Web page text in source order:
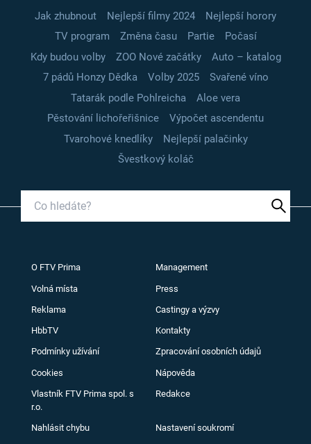
Jak zhubnout Nejlepší filmy 2024
Nejlepší horory
TV program
Změna času Partie
Počasí
Kdy budou volby
ZOO Nové začátky
Auto – katalog
7 pádů Honzy Dědka
Volby 2025
Svařené víno
Tatarák podle Pohlreicha
Aloe vera
Pěstování lichořeřišnice
Výpočet ascendentu
Tvarohové knedlíky
Nejlepší palačinky
Švestkový koláč
O FTV Prima Management
Volná místa Press
Reklama Castingy a výzvy
HbbTV Kontakty
Podmínky užívání Zpracování osobních údajů
Cookies Nápověda
Vlastník FTV Prima spol. s
r.o.
Redakce
Nahlásit chybu Nastavení soukromí